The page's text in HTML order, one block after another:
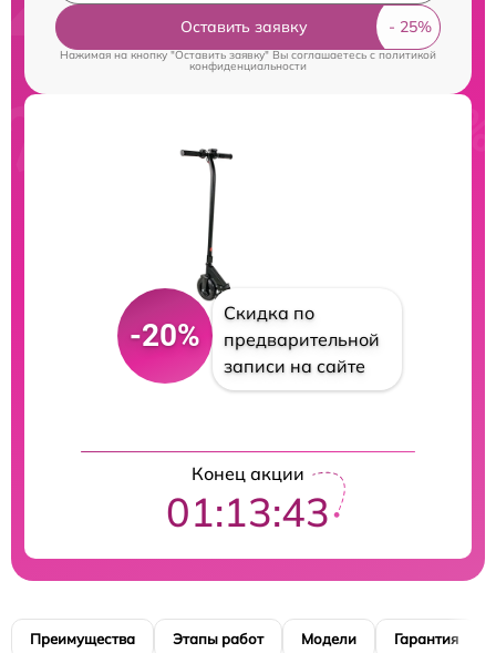
Оставить заявку
Нажимая на кнопку "Оставить заявку" Вы соглашаетесь cполитикой
конфиденциальности
-20%
Скидка по
предварительной
записи на сайте
Конец акции
01:13:42
Преимущества Этапы работ Модели Гарантия